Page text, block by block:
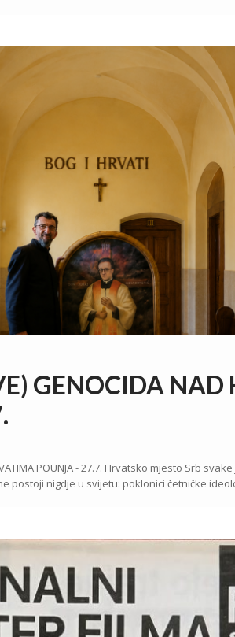
GENOCIDA
POUNJA - 27.7. Hrvatsko mjesto Srb
postoji nigdje u svijetu: poklonici četničke